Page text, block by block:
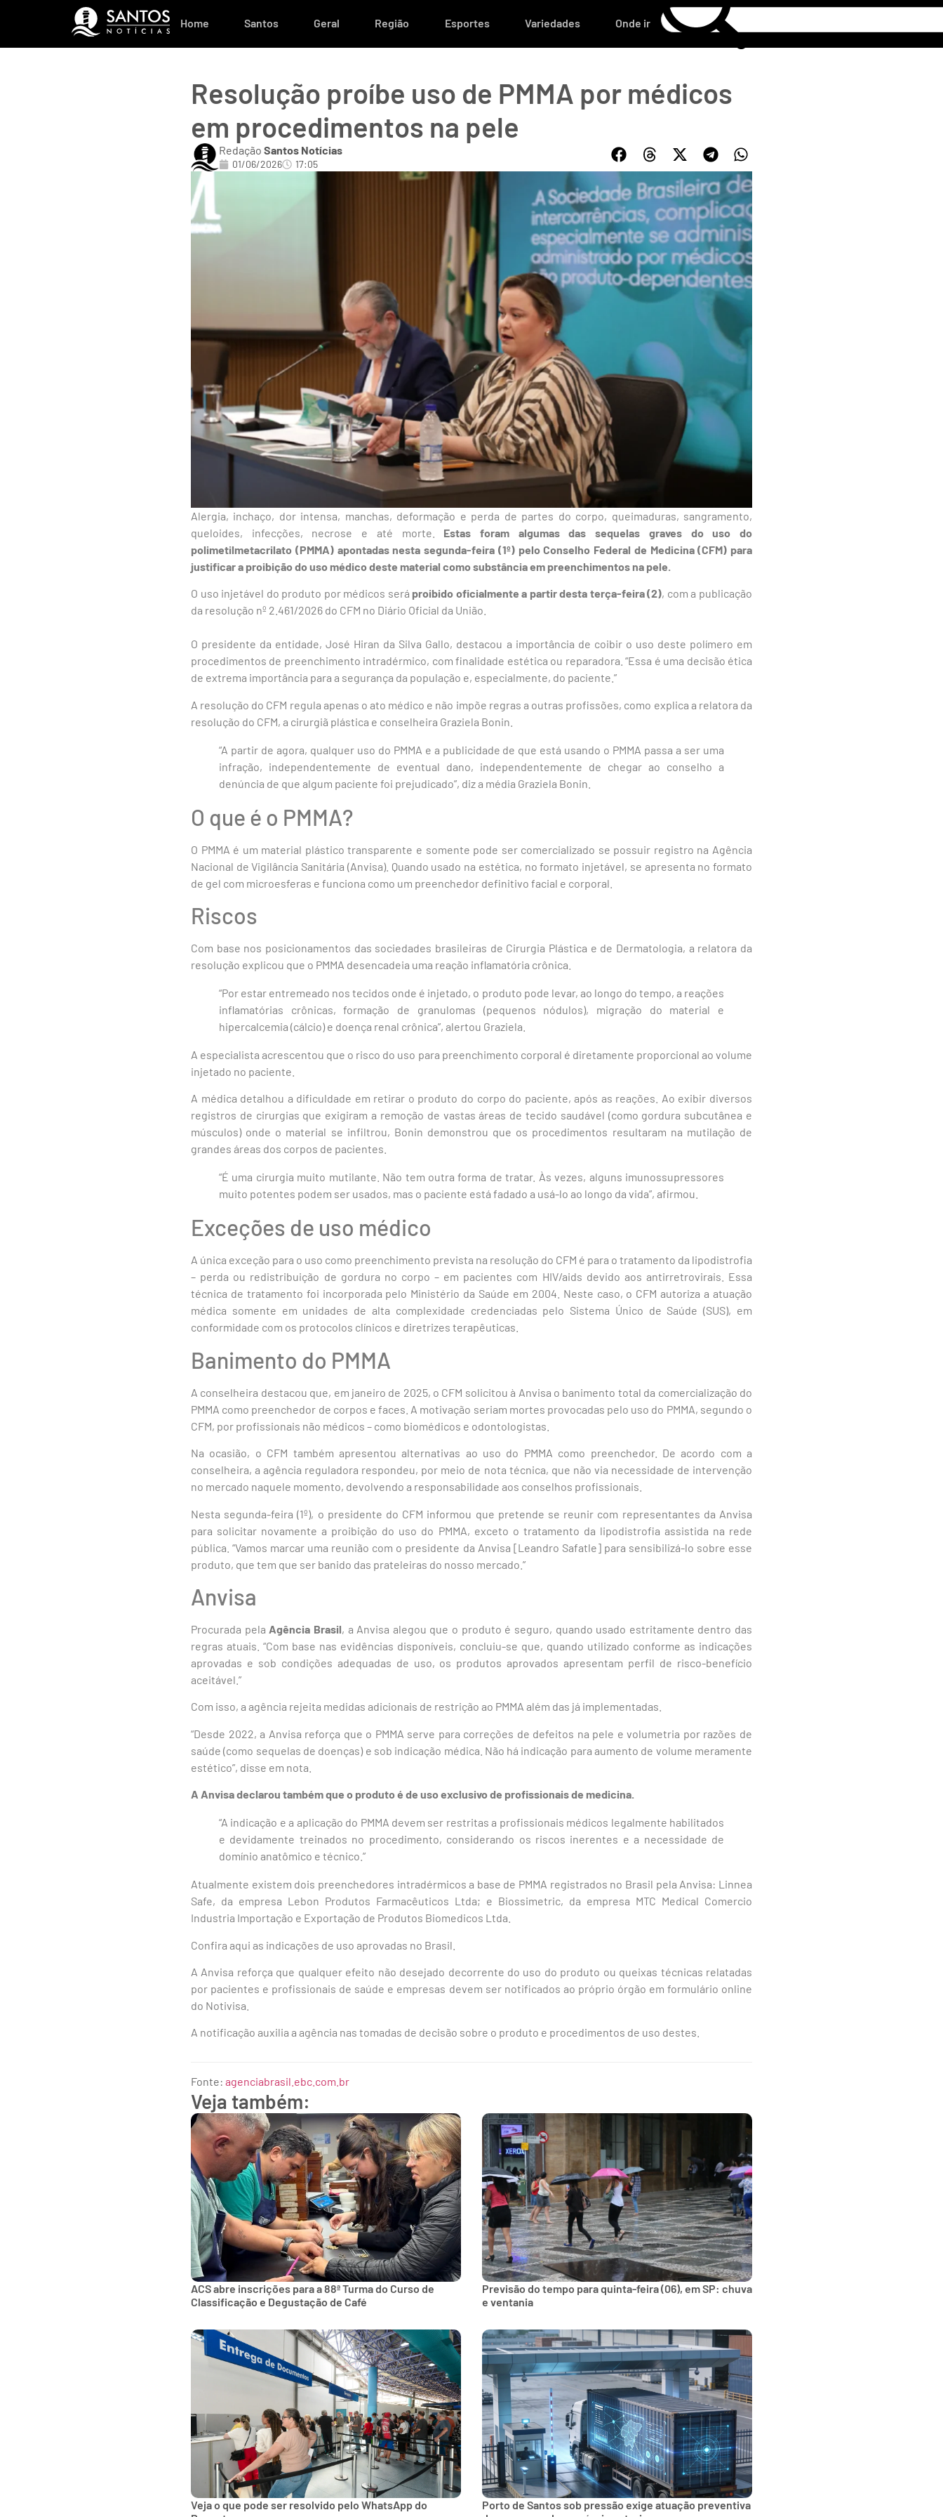
Home Santos Geral Região Esportes Variedades Onde ir
Resolução proíbe uso de PMMA por médicos
em procedimentos na pele
Redação Santos Notícias
01/06/2026 17:05
Alergia, inchaço, dor intensa, manchas, deformação e perda de partes do corpo, queimaduras, sangramento,
queloides, infecções, necrose e até morte. Estas foram algumas das sequelas graves do uso do
polimetilmetacrilato (PMMA) apontadas nesta segunda-feira (1º) pelo Conselho Federal de Medicina (CFM) para
justificar a proibição do uso médico deste material como substância em preenchimentos na pele.
O uso injetável do produto por médicos será proibido oficialmente a partir desta terça-feira (2), com a publicação
da resolução nº 2.461/2026 do CFM no Diário Oficial da União.
O presidente da entidade, José Hiran da Silva Gallo, destacou a importância de coibir o uso deste polímero em
procedimentos de preenchimento intradérmico, com finalidade estética ou reparadora. “Essa é uma decisão ética
de extrema importância para a segurança da população e, especialmente, do paciente.”
A resolução do CFM regula apenas o ato médico e não impõe regras a outras profissões, como explica a relatora da
resolução do CFM, a cirurgiã plástica e conselheira Graziela Bonin.
“A partir de agora, qualquer uso do PMMA e a publicidade de que está usando o PMMA passa a ser uma
infração, independentemente de eventual dano, independentemente de chegar ao conselho a
denúncia de que algum paciente foi prejudicado”, diz a média Graziela Bonin.
O que é o PMMA?
O PMMA é um material plástico transparente e somente pode ser comercializado se possuir registro na Agência
Nacional de Vigilância Sanitária (Anvisa). Quando usado na estética, no formato injetável, se apresenta no formato
de gel com microesferas e funciona como um preenchedor definitivo facial e corporal.
Riscos
Com base nos posicionamentos das sociedades brasileiras de Cirurgia Plástica e de Dermatologia, a relatora da
resolução explicou que o PMMA desencadeia uma reação inflamatória crônica.
“Por estar entremeado nos tecidos onde é injetado, o produto pode levar, ao longo do tempo, a reações
inflamatórias crônicas, formação de granulomas (pequenos nódulos), migração do material e
hipercalcemia (cálcio) e doença renal crônica”, alertou Graziela.
A especialista acrescentou que o risco do uso para preenchimento corporal é diretamente proporcional ao volume
injetado no paciente.
A médica detalhou a dificuldade em retirar o produto do corpo do paciente, após as reações. Ao exibir diversos
registros de cirurgias que exigiram a remoção de vastas áreas de tecido saudável (como gordura subcutânea e
músculos) onde o material se infiltrou, Bonin demonstrou que os procedimentos resultaram na mutilação de
grandes áreas dos corpos de pacientes.
“É uma cirurgia muito mutilante. Não tem outra forma de tratar. Às vezes, alguns imunossupressores
muito potentes podem ser usados, mas o paciente está fadado a usá-lo ao longo da vida”, afirmou.
Exceções de uso médico
A única exceção para o uso como preenchimento prevista na resolução do CFM é para o tratamento da lipodistrofia
– perda ou redistribuição de gordura no corpo – em pacientes com HIV/aids devido aos antirretrovirais. Essa
técnica de tratamento foi incorporada pelo Ministério da Saúde em 2004. Neste caso, o CFM autoriza a atuação
médica somente em unidades de alta complexidade credenciadas pelo Sistema Único de Saúde (SUS), em
conformidade com os protocolos clínicos e diretrizes terapêuticas.
Banimento do PMMA
A conselheira destacou que, em janeiro de 2025, o CFM solicitou à Anvisa o banimento total da comercialização do
PMMA como preenchedor de corpos e faces. A motivação seriam mortes provocadas pelo uso do PMMA, segundo o
CFM, por profissionais não médicos – como biomédicos e odontologistas.
Na ocasião, o CFM também apresentou alternativas ao uso do PMMA como preenchedor. De acordo com a
conselheira, a agência reguladora respondeu, por meio de nota técnica, que não via necessidade de intervenção
no mercado naquele momento, devolvendo a responsabilidade aos conselhos profissionais.
Nesta segunda-feira (1º), o presidente do CFM informou que pretende se reunir com representantes da Anvisa
para solicitar novamente a proibição do uso do PMMA, exceto o tratamento da lipodistrofia assistida na rede
pública. “Vamos marcar uma reunião com o presidente da Anvisa [Leandro Safatle] para sensibilizá-lo sobre esse
produto, que tem que ser banido das prateleiras do nosso mercado.”
Anvisa
Procurada pela Agência Brasil, a Anvisa alegou que o produto é seguro, quando usado estritamente dentro das
regras atuais. “Com base nas evidências disponíveis, concluiu-se que, quando utilizado conforme as indicações
aprovadas e sob condições adequadas de uso, os produtos aprovados apresentam perfil de risco-benefício
aceitável.”
Com isso, a agência rejeita medidas adicionais de restrição ao PMMA além das já implementadas.
“Desde 2022, a Anvisa reforça que o PMMA serve para correções de defeitos na pele e volumetria por razões de
saúde (como sequelas de doenças) e sob indicação médica. Não há indicação para aumento de volume meramente
estético”, disse em nota.
A Anvisa declarou também que o produto é de uso exclusivo de profissionais de medicina.
“A indicação e a aplicação do PMMA devem ser restritas a profissionais médicos legalmente habilitados
e devidamente treinados no procedimento, considerando os riscos inerentes e a necessidade de
domínio anatômico e técnico.”
Atualmente existem dois preenchedores intradérmicos a base de PMMA registrados no Brasil pela Anvisa: Linnea
Safe, da empresa Lebon Produtos Farmacêuticos Ltda; e Biossimetric, da empresa MTC Medical Comercio
Industria Importação e Exportação de Produtos Biomedicos Ltda.
Confira aqui as indicações de uso aprovadas no Brasil.
A Anvisa reforça que qualquer efeito não desejado decorrente do uso do produto ou queixas técnicas relatadas
por pacientes e profissionais de saúde e empresas devem ser notificados ao próprio órgão em formulário online
do Notivisa.
A notificação auxilia a agência nas tomadas de decisão sobre o produto e procedimentos de uso destes.
Fonte: agenciabrasil.ebc.com.br
Veja também:
ACS abre inscrições para a 88ª Turma do Curso de
Classificação e Degustação de Café
Previsão do tempo para quinta-feira (06), em SP: chuva
e ventania
Veja o que pode ser resolvido pelo WhatsApp do
Porto de Santos sob pressão exige atuação preventiva